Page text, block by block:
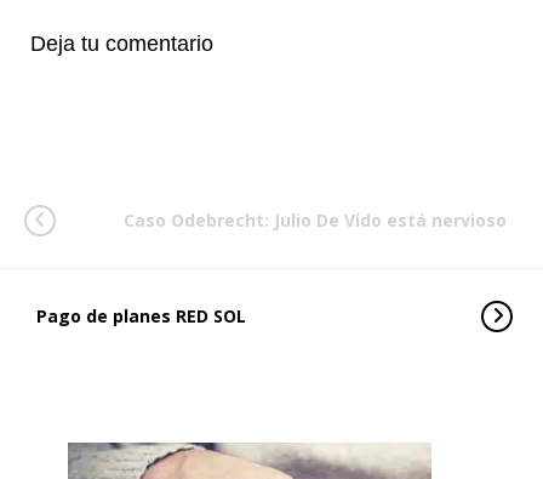
Deja tu comentario
Caso Odebrecht: Julio De Vido está nervioso
Pago de planes RED SOL